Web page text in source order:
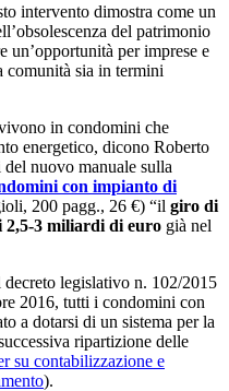
intervento dimostra come un
del patrimonio
un’opportunità per imprese e
comunità sia in termini
in condomini che
energetico, dicono Roberto
nuovo manuale sulla
con impianto di
200 pagg., 26 €) “il giro di
2,5-3 miliardi di euro già nel
legislativo n. 102/2015
2016, tutti i condomini con
a dotarsi di un sistema per la
ripartizione delle
su contabilizzazione e
).